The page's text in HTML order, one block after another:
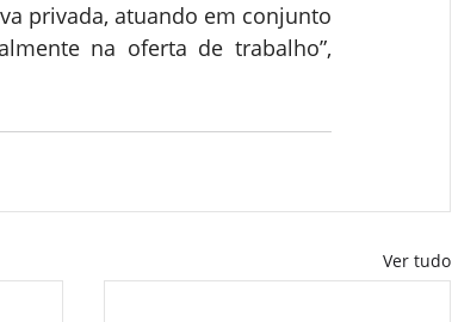
privada, atuando em conjunto
na oferta de trabalho”,
Ver tudo